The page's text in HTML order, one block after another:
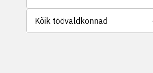
Kõik töövaldkonnad